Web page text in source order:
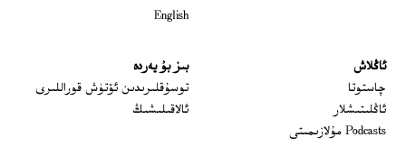
English
ئاڭلاش
چاستوتا
ئاڭلىتىشلار
Podcasts مۇلازىمىتى
بىز بۇ يەردە
توسۇقلىرىدىن ئۆتۈش قوراللىرى
ئالاقىلىشىڭ